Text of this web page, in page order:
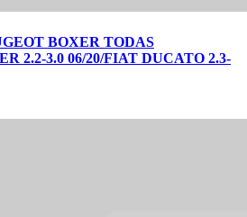
BOXER TODAS
2.2-3.0 06/20/FIAT DUCATO 2.3-